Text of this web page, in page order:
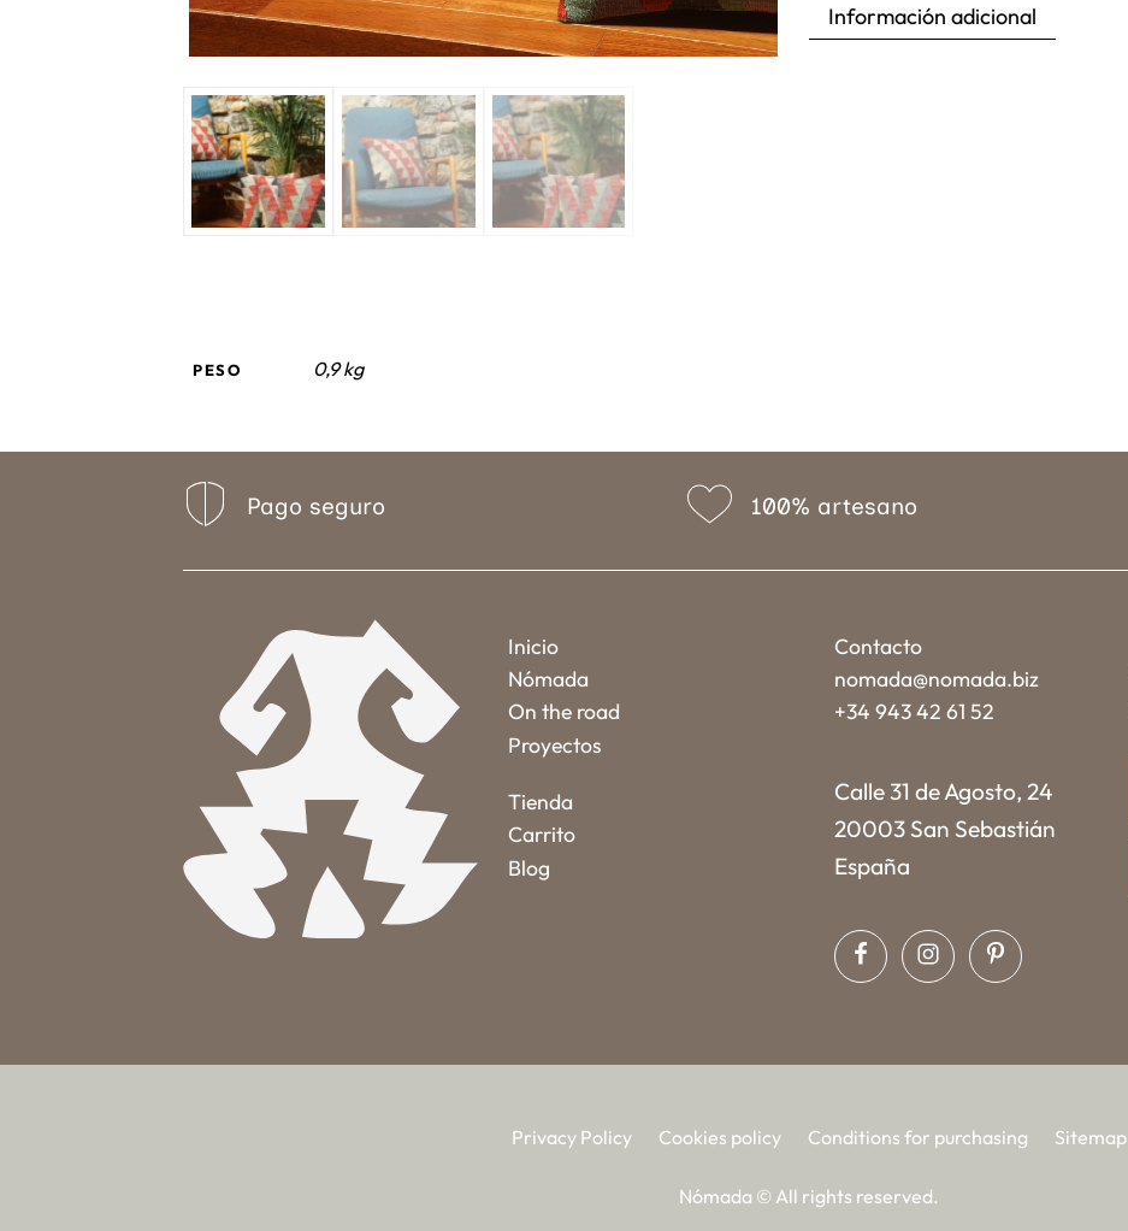
Información adicional
PESO 0,9 kg
Pago seguro 100% artesano
Inicio
Nómada
On the road
Proyectos
Tienda
Carrito
Blog
Contacto
nomada@nomada.biz
+34 943 42 61 52
Calle 31 de Agosto, 24
20003 San Sebastián
España
Privacy Policy Cookies policy Conditions for purchasing Sitemap
Nómada © All rights reserved.